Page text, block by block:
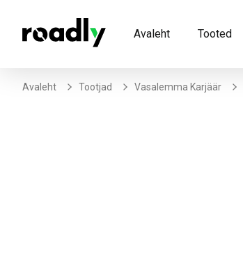
Avaleht Tooted
Avaleht Tootjad Vasalemma Karjäär